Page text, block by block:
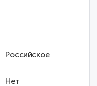
Российское
Нет